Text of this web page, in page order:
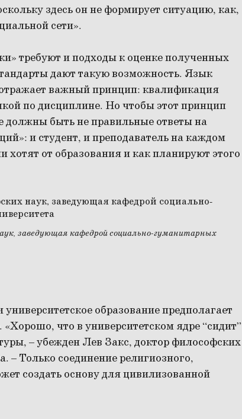
здесь он не формирует ситуацию, как,
сети».
требуют и подходы к оценке полученных
дают такую возможность. Язык
важный принцип: квалификация
по дисциплине. Но чтобы этот принцип
должны быть не правильные ответы на
и студент, и преподаватель на каждом
хотят от образования и как планируют этого
заведующая кафедрой социально-гуманитарных
образование предполагает
что в университетском ядре “сидит”
– убежден Лев Закс, доктор философских
– Только соединение религиозного,
создать основу для цивилизованной